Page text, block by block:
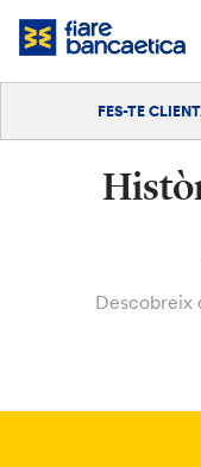
Salta
Iniciar sessió
Fes-te'n client/clienta
FES-TE
Descobreix